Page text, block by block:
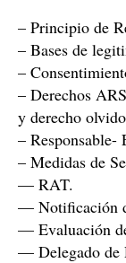
– Principio de
– Bases de
–
– Derechos
y derecho
– Responsable-
– Medidas de
— RAT.
— Notificación
— Evaluación
— Delegado de